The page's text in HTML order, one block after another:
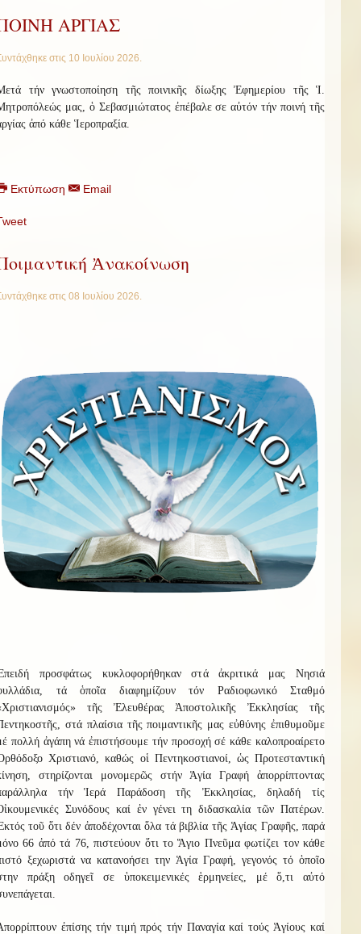
ΑΡΓΙΑΣ
στις 10 Ιουλίου 2026.
τήν γνωστοποίηση τῆς ποινικῆς δίωξης Ἐφημερίου τῆς Ἱ.
μας, ὁ Σεβασμιώτατος ἐπέβαλε σε αὐτόν τήν ποινή τῆς
ἀπό κάθε Ἱεροπραξία.
Εκτύπωση Email
Ἀνακοίνωση
στις 08 Ιουλίου 2026.
προσφάτως κυκλοφορήθηκαν στά ἀκριτικά μας Νησιά
τά ὁποῖα διαφημίζουν τόν Ραδιοφωνικό Σταθμό
τῆς Ἐλευθέρας Ἀποστολικῆς Ἐκκλησίας τῆς
στά πλαίσια τῆς ποιμαντικῆς μας εὐθύνης ἐπιθυμοῦμε
πολλή ἀγάπη νά ἐπιστήσουμε τήν προσοχή σέ κάθε καλοπροαίρετο
Χριστιανό, καθώς οἱ Πεντηκοστιανοί, ὡς Προτεσταντική
στηρίζονται μονομερῶς στήν Ἁγία Γραφή ἀπορρίπτοντας
τήν Ἱερά Παράδοση τῆς Ἐκκλησίας, δηλαδή τίς
Συνόδους καί ἐν γένει τη διδασκαλία τῶν Πατέρων.
τοῦ ὅτι δέν ἀποδέχονται ὅλα τά βιβλία τῆς Ἁγίας Γραφῆς, παρά
66 ἀπό τά 76, πιστεύουν ὅτι το Ἅγιο Πνεῦμα φωτίζει τον κάθε
ξεχωριστά να κατανοήσει την Ἁγία Γραφή, γεγονός τό ὁποῖο
πράξη οδηγεῖ σε ὑποκειμενικές ἑρμηνείες, μέ ὅ,τι αὐτό
ἐπίσης τήν τιμή πρός τήν Παναγία καί τούς Ἁγίους καί